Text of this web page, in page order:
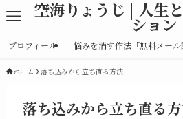
空海りょうじ | 人生
ション
プロフィール 悩みを消す作法「無料メー
ホーム 落ち込みから立ち直る方法
落ち込みから立ち直る